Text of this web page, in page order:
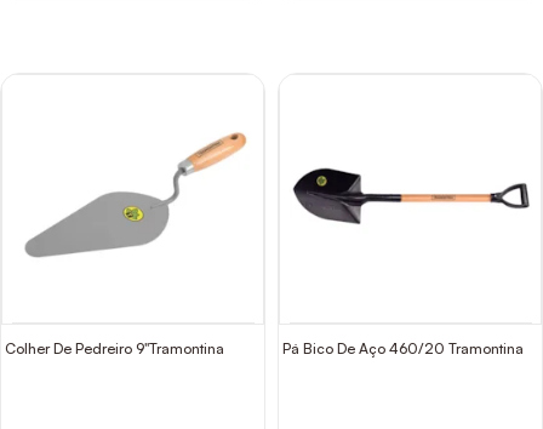
Colher De Pedreiro 9"Tramontina Pá Bico De Aço 460/20 Tramontina